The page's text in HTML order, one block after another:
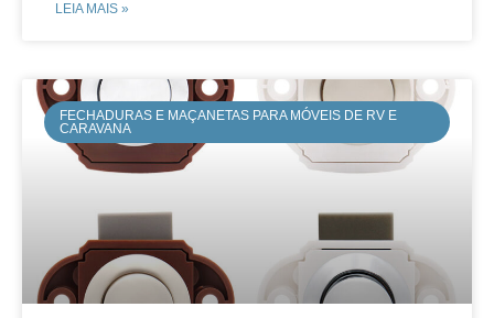
LEIA MAIS »
FECHADURAS E MAÇANETAS PARA MÓVEIS DE RV E
CARAVANA